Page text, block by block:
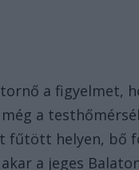
a figyelmet,
a
fűtött helyen, bő
a jeges